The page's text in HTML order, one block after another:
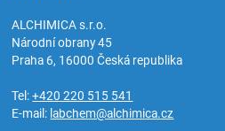
ALCHIMICA s.r.o.
Národní obrany 45
Praha 6, 16000Česká republika
Tel:+420 220 515 541
E-mail: labchem@alchimica.cz